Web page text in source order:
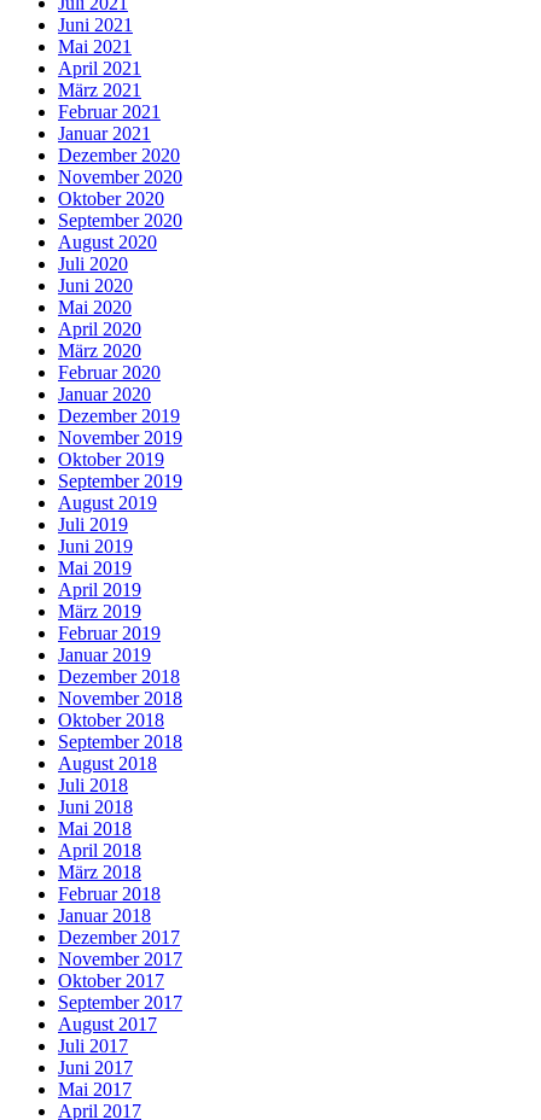
Juni 2021
Mai 2021
April 2021
März 2021
Februar 2021
Januar 2021
Dezember 2020
November 2020
Oktober 2020
September 2020
August 2020
Juli 2020
Juni 2020
Mai 2020
April 2020
März 2020
Februar 2020
Januar 2020
Dezember 2019
November 2019
Oktober 2019
September 2019
August 2019
Juli 2019
Juni 2019
Mai 2019
April 2019
März 2019
Februar 2019
Januar 2019
Dezember 2018
November 2018
Oktober 2018
September 2018
August 2018
Juli 2018
Juni 2018
Mai 2018
April 2018
März 2018
Februar 2018
Januar 2018
Dezember 2017
November 2017
Oktober 2017
September 2017
August 2017
Juli 2017
Juni 2017
Mai 2017
April 2017